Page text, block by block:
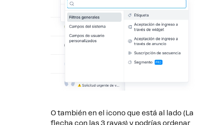
O también en el icono que está al lado (La
flecha con las 3 rayas) y podrías ordenar